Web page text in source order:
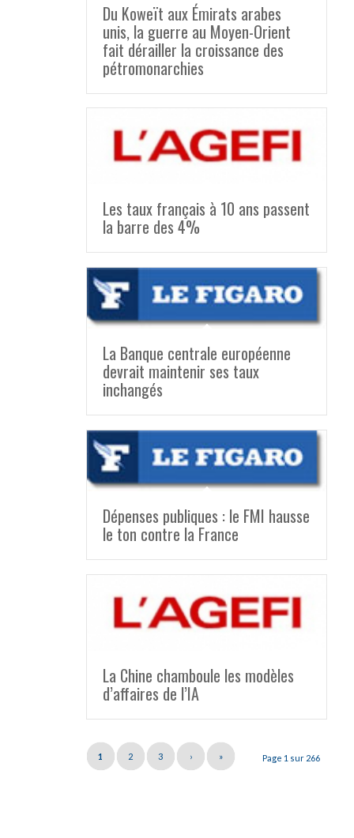
Du Koweït aux Émirats arabes
unis, la guerre au Moyen-Orient
fait dérailler la croissance des
pétromonarchies
Les taux français à 10 ans passent
la barre des 4%
La Banque centrale européenne
devrait maintenir ses taux
inchangés
Dépenses publiques : le FMI hausse
le ton contre la France
La Chine chamboule les modèles
d’affaires de l’IA
Page 1 sur 266
1 2 3 › »